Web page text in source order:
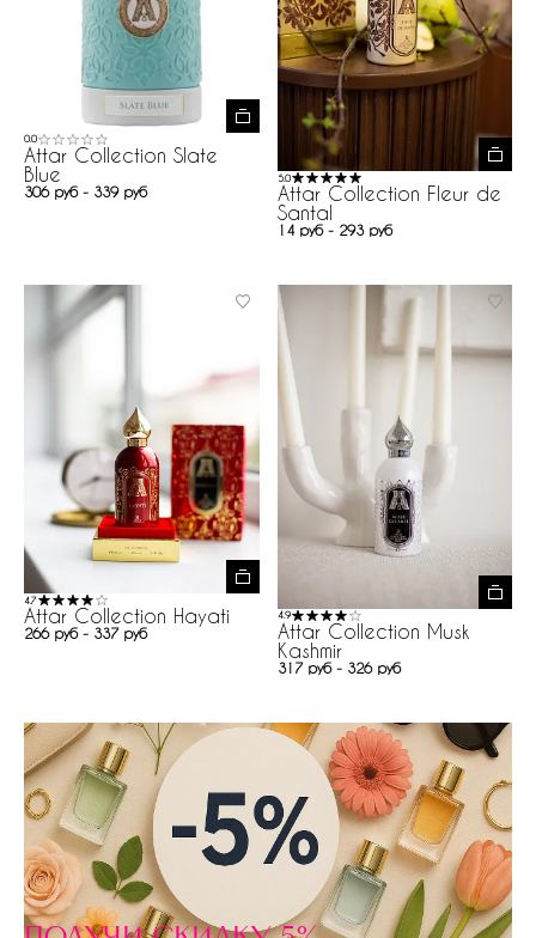
0.0
Attar Collection Slate
Blue
306 руб - 339 руб
5.0
Attar Collection Fleur de
Santal
14 руб - 293 руб
4.7
Attar Collection Hayati
266 руб - 337 руб
4.9
Attar Collection Musk
Kashmir
317 руб - 326 руб